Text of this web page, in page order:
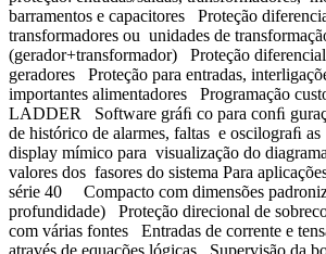
barramentos e capacitores Proteção
transformadores ou unidades de
(gerador+transformador) Proteção
geradores Proteção para entradas,
importantes alimentadores Programação
LADDER Software gráﬁ co para conﬁ
de histórico de alarmes, faltas e oscilograﬁ
display mímico para visualização do
valores dos fasores do sistema Para
série 40 Compacto com dimensões
profundidade) Proteção direcional de
com várias fontes Entradas de corrente e